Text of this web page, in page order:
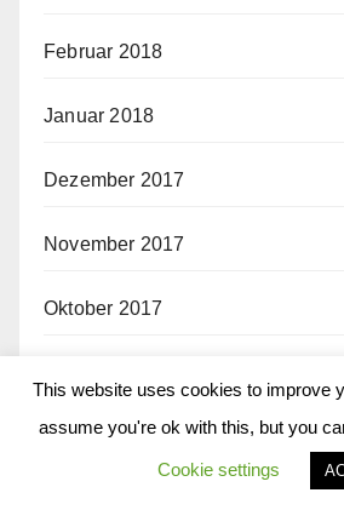
Februar 2018
Januar 2018
Dezember 2017
November 2017
Oktober 2017
August 2017
This website uses cookies to improve
assume you're ok with this, but you
Cookie settings